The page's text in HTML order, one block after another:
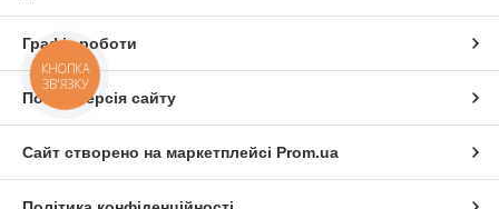
Графік роботи
Повна версія сайту
Сайт створено на маркетплейсі Prom.ua
КНОПКА
ЗВ'ЯЗКУ